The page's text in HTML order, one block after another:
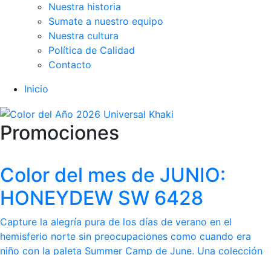
Nuestra historia
Sumate a nuestro equipo
Nuestra cultura
Política de Calidad
Contacto
Inicio
Promociones
Color del mes de JUNIO:
HONEYDEW SW 6428
Capture la alegría pura de los días de verano en el
hemisferio norte sin preocupaciones como cuando era
niño con la paleta Summer Camp de June. Una colección